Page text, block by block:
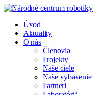
Úvod
Aktuality
O nás
Členovia
Projekty
Naše ciele
Naše vybavenie
Partneri